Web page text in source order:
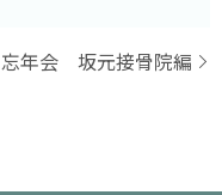
忘年会 坂元接骨院編